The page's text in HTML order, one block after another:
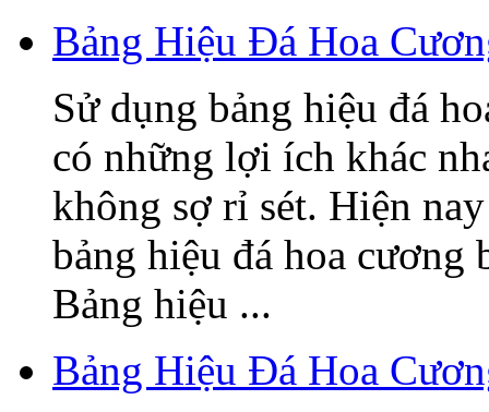
Bảng Hiệu Đá Hoa
Sử dụng bảng hiệu đá
có những lợi ích khác
không sợ rỉ sét. Hiện
bảng hiệu đá hoa
Bảng hiệu ...
Bảng Hiệu Đá Hoa